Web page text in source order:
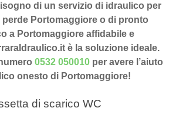
di un servizio di idraulico per
Portomaggiore o di pronto
a Portomaggiore affidabile e
è la soluzione ideale.
0532 050010 per avere l’aiuto
onesto di Portomaggiore!
di scarico WC